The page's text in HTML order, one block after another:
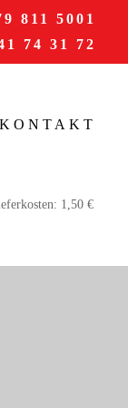
811 5001
74 31 72
KONTAKT